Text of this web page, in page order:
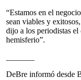
“Estamos en el
sean viables y
dijo a los periodistas
hemisferio”.
DeBre informó desde